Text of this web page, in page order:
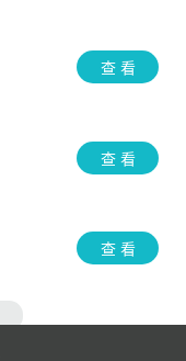
查 看
查 看
查 看